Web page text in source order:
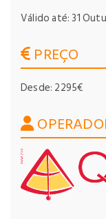
Válido até: 31
PREÇO
Desde: 2295€